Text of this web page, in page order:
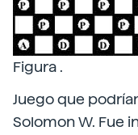
Figura .
Juego que
Solomon W. Fue